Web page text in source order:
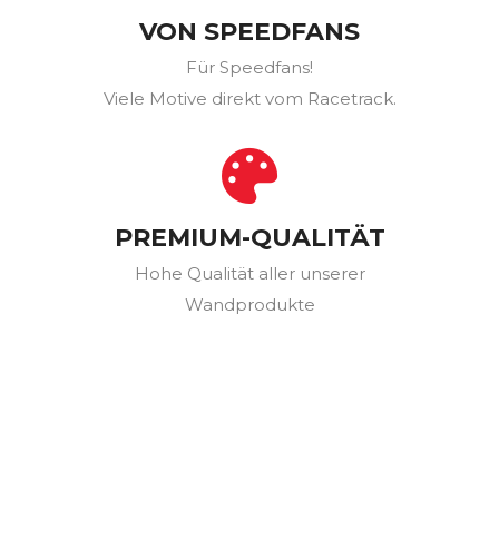
VON SPEEDFANS
Für Speedfans!
Viele Motive direkt vom Racetrack.
PREMIUM-QUALITÄT
Hohe Qualität aller unserer
Wandprodukte